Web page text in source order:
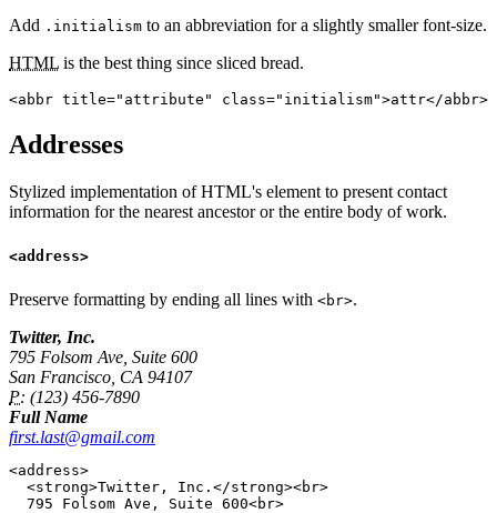
Add .initialism to an abbreviation for a slightly smaller font-size.
HTML is the best thing since sliced bread.
<abbr title="attribute" class="initialism">attr</abbr>
Addresses
Stylized implementation of HTML's element to present contact
information for the nearest ancestor or the entire body of work.
<address>
Preserve formatting by ending all lines with <br>.
Twitter, Inc.
795 Folsom Ave, Suite 600
San Francisco, CA 94107
P: (123) 456-7890
Full Name
first.last@gmail.com
<address>
  <strong>Twitter, Inc.</strong><br>
  795 Folsom Ave, Suite 600<br>